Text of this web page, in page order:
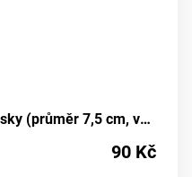
Pestré pevné cukrářské misky (průměr 7,5 cm, výška 4 cm) - balení 25 kusů
90 Kč